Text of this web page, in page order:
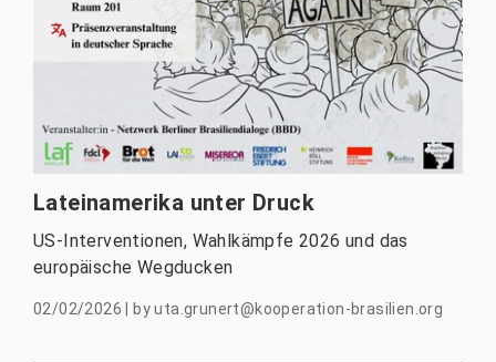
Lateinamerika unter Druck
US-Interventionen, Wahlkämpfe 2026 und das
europäische Wegducken
02/02/2026 byuta.grunert@kooperation-brasilien.org